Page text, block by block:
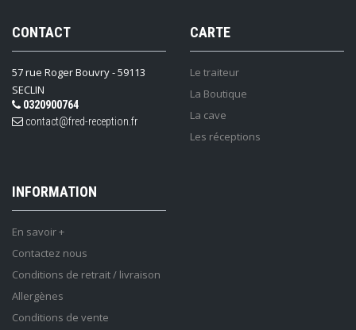
CONTACT
57 rue Roger Bouvry - 59113
SECLIN
0320900764
contact@fred-reception.fr
CARTE
Le traiteur
La Boutique
La cave
Les réceptions
INFORMATION
En savoir +
Contactez nous
Conditions de retrait / livraison
Allergènes
Conditions de vente